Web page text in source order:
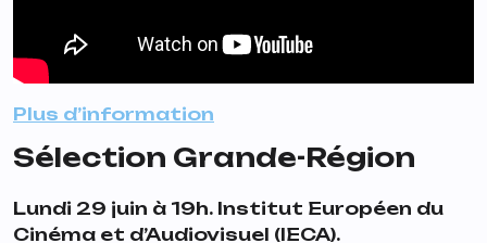
Plus d’information
Sélection Grande-Région
Lundi 29 juin à 19h. Institut Européen du
Cinéma et d’Audiovisuel (IECA).